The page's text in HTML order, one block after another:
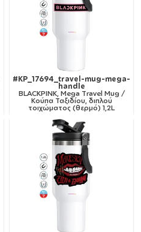
#KP_17694_travel-mug-mega-
handle
BLACKPINK, Mega Travel Mug /
Κούπα Ταξιδίου, διπλού
τοιχώματος (θερμό) 1,2L